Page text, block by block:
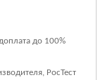
до 100%
РосТест